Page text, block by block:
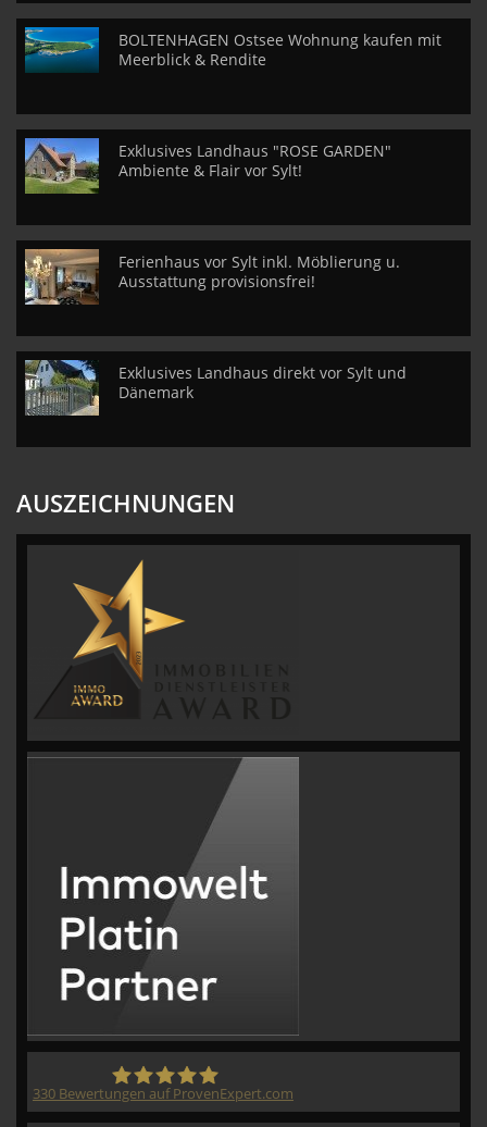
BOLTENHAGEN Ostsee Wohnung kaufen mit
Meerblick & Rendite
Exklusives Landhaus "ROSE GARDEN"
Ambiente & Flair vor Sylt!
Ferienhaus vor Sylt inkl. Möblierung u.
Ausstattung provisionsfrei!
Exklusives Landhaus direkt vor Sylt und
Dänemark
AUSZEICHNUNGEN
330 Bewertungen auf ProvenExpert.com